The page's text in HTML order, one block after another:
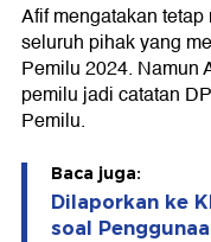
Afif mengatakan
seluruh pihak yang
Pemilu 2024. Namun
pemilu jadi catatan
Pemilu.
Baca juga:
Dilaporkan ke
soal